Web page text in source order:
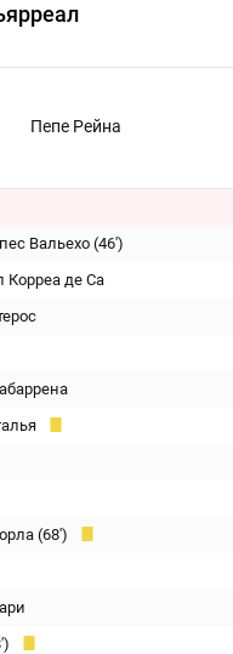
Пепе Рейна
Вальехо (46')
де Са
(68')